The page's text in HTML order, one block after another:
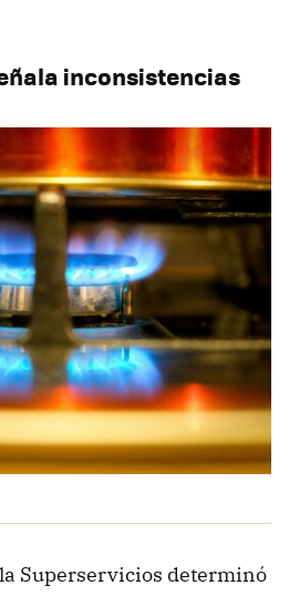
inconsistencias
Superservicios determinó